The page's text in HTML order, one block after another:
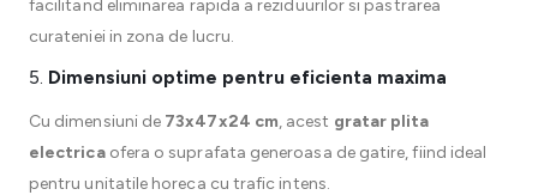
facilitand eliminarea rapida a reziduurilor si pastrarea
curateniei in zona de lucru.
5. Dimensiuni optime pentru eficienta maxima
Cu dimensiuni de 73x47x24 cm, acest gratar plita
electricaofera o suprafata generoasa de gatire, fiind ideal
pentru unitatile horeca cu trafic intens.